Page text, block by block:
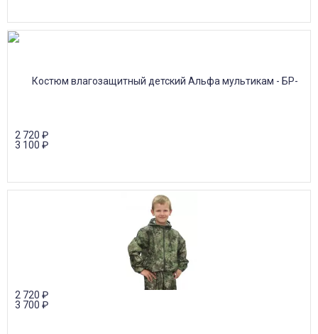
2 720 ₽
3 100 ₽
2 720 ₽
3 700 ₽